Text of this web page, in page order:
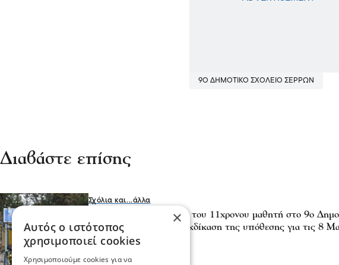
9Ο ΔΗΜΟΤΙΚΟ ΣΧΟΛΕΙΟ ΣΕΡΡΩΝ
Διαβάστε επίσης
Σχόλια και...άλλα
Σέρρες - Για τον θάνατο του 11χρονου μαθητή στο 9ο
Σχολείο μετατέθηκε η εκδίκαση της υπόθεσης για τις 8
07 Φεβ 2026, 19:26
×
Αυτός ο ιστότοπος
χρησιμοποιεί cookies
Χρησιμοποιούμε cookies για να